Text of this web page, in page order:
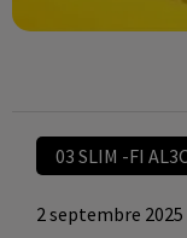
03 SLIM -FI
2 septembre 2025